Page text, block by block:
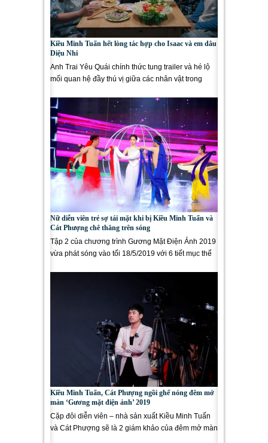
Kiều Minh Tuấn hết lòng tác hợp cho Isaac và em dâu
Diệu Nhi
Anh Trai Yêu Quái chính thức tung trailer và hé lộ
mối quan hệ đầy thú vị giữa các nhân vật trong
Nữ diễn viên trẻ sợ tái mặt khi bị Kiều Minh Tuấn và
Cát Phượng chê thẳng trên sóng
Tập 2 của chương trình Gương Mặt Điện Ảnh 2019
vừa phát sóng vào tối 18/5/2019 với 6 tiết mục thể
Kiều Minh Tuấn, Cát Phượng ngồi ghế nóng đêm mở
màn ‘Gương mặt điện ảnh’ 2019
Cặp đôi diễn viên – nhà sản xuất Kiều Minh Tuấn
và Cát Phượng sẽ là 2 giám khảo của đêm mở màn